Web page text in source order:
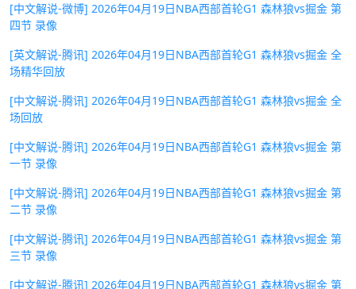
[中文解说-微博] 2026年04月19日NBA西部首轮G1 森林狼vs掘金 第
四节 录像
[英文解说-腾讯] 2026年04月19日NBA西部首轮G1 森林狼vs掘金 全
场精华回放
[中文解说-腾讯] 2026年04月19日NBA西部首轮G1 森林狼vs掘金 全
场回放
[中文解说-腾讯] 2026年04月19日NBA西部首轮G1 森林狼vs掘金 第
一节 录像
[中文解说-腾讯] 2026年04月19日NBA西部首轮G1 森林狼vs掘金 第
二节 录像
[中文解说-腾讯] 2026年04月19日NBA西部首轮G1 森林狼vs掘金 第
三节 录像
[中文解说-腾讯] 2026年04月19日NBA西部首轮G1 森林狼vs掘金 第